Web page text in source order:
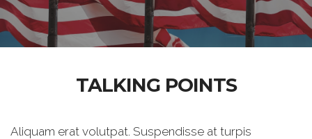
TALKING POINTS
Aliquam erat volutpat. Suspendisse at turpis